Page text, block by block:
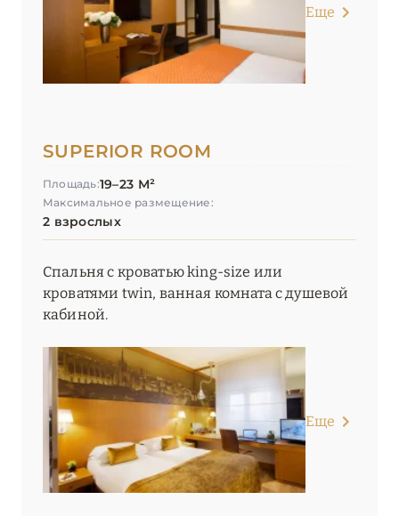
ОЗ. КОМО
ОЗ. МАДЖОРЕ
САРДИНИЯ
СИЦИЛИЯ
ТОСКАНА
АДИДЖЕ
УМБРИЯ
ФРИУЛИ-ВЕНЕЦИЯ-
ДЖУЛИЯ
Еще
SUPERIOR ROOM
Площадь:19–23 М²
Максимальное размещение:
2 взрослых
Спальня с кроватью king-size или
кроватями twin, ванная комната с душевой
кабиной.
Еще